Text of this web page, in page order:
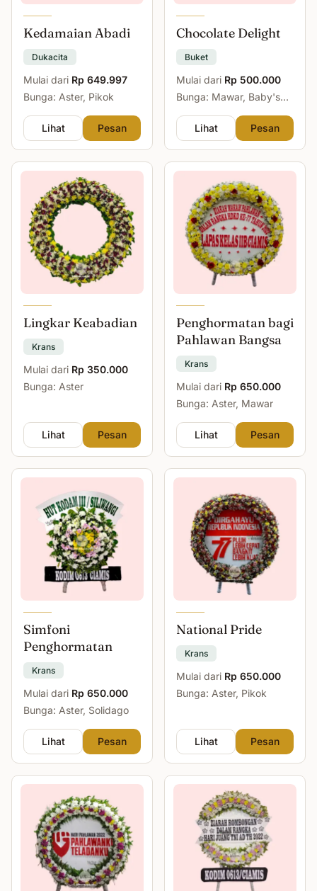
Kedamaian Abadi
Dukacita
Mulai dari Rp 649.997
Bunga: Aster, Pikok
Lihat Pesan
Chocolate Delight
Buket
Mulai dari Rp 500.000
Bunga: Mawar, Baby's
Lihat
Pesan
Lingkar Keabadian
Krans
Mulai dari Rp 350.000
Bunga: Aster
Lihat Pesan
Penghormatan bagi
Pahlawan Bangsa
Krans
Mulai dari Rp 650.000
Bunga: Aster, Mawar
Lihat Pesan
Simfoni
Penghormatan
Krans
Mulai dari Rp 650.000
Bunga: Aster, Solidago
Lihat Pesan
National Pride
Krans
Mulai dari Rp 650.000
Bunga: Aster, Pikok
Lihat Pesan